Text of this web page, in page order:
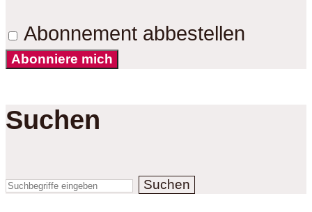
Abonnement abbestellen
Abonniere mich
Suchen
Suchen